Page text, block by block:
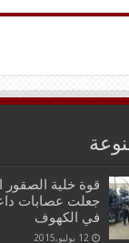
قوة خلية الصقور
جعلت عصابات
في الكهوف
12 يوليو,2015